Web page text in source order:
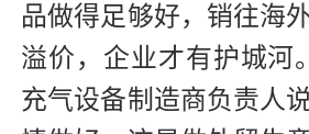
品做得足够好，销往海
溢价，企业才有护城河
充气设备制造商负责人